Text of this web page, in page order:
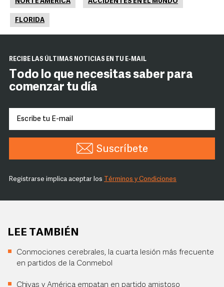
FLORIDA
RECIBE LAS ÚLTIMAS NOTICIAS EN TU E-MAIL
Todo lo que necesitas saber para
comenzar tu día
Suscríbete
Registrarse implica aceptar los Términos y Condiciones
LEE TAMBIÉN
Conmociones cerebrales, la cuarta lesión más frecuente
en partidos de la Conmebol
Chivas y América empatan en partido amistoso